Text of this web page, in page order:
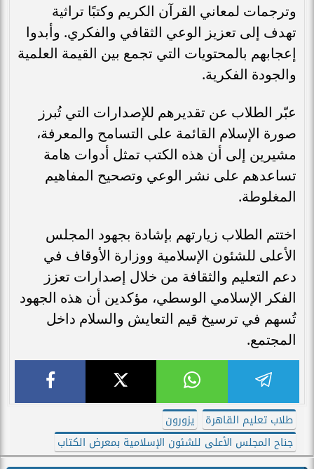
وترجمات لمعاني القرآن الكريم وكتبًا تراثية
تهدف إلى تعزيز الوعي الثقافي والفكري. وأبدوا
إعجابهم بالمحتويات التي تجمع بين القيمة العلمية
والجودة الفكرية.
عبّر الطلاب عن تقديرهم للإصدارات التي تُبرز
صورة الإسلام القائمة على التسامح والمعرفة،
مشيرين إلى أن هذه الكتب تمثل أدوات هامة
تساعدهم على نشر الوعي وتصحيح المفاهيم
المغلوطة.
اختتم الطلاب زيارتهم بإشادة بجهود المجلس
الأعلى للشئون الإسلامية ووزارة الأوقاف في
دعم التعليم والثقافة من خلال إصدارات تعزز
الفكر الإسلامي الوسطي، مؤكدين أن هذه الجهود
تُسهم في ترسيخ قيم التعايش والسلام داخل
المجتمع.
طلاب تعليم القاهرة
يزورون
جناح المجلس الأعلى للشئون الإسلامية بمعرض الكتاب